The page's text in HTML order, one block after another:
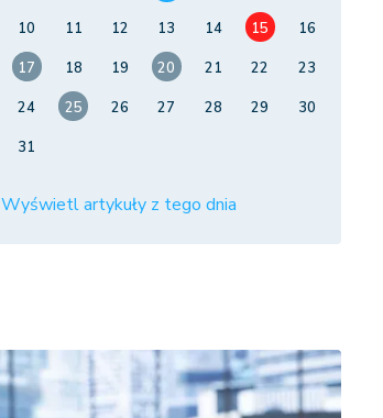
10
11 12 13 14 15
16
17
18 19 20 21 22
23
24
25 26 27 28 29
30
31
Wyświetl artykuły z tego dnia